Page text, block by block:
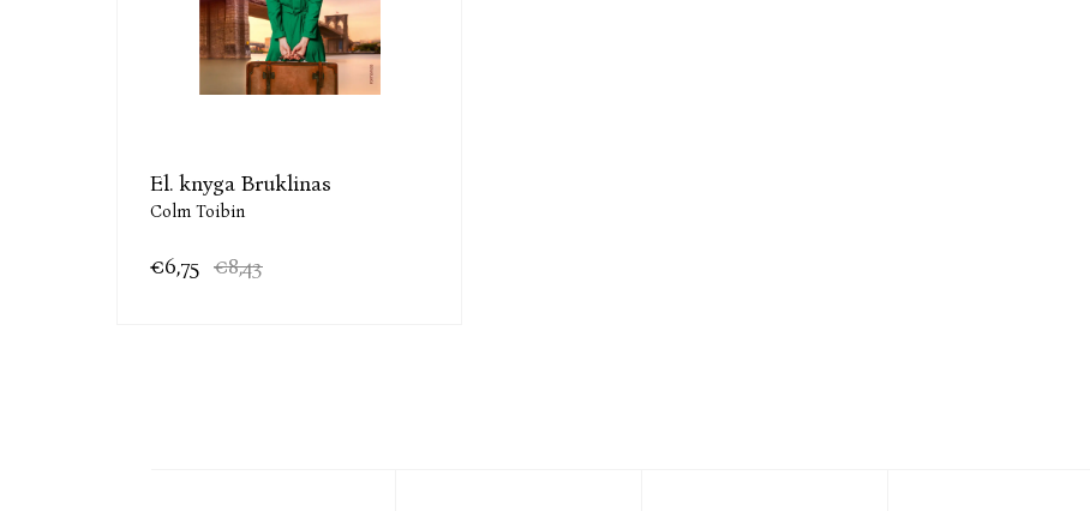
El. knyga Bruklinas
Colm Toibin
€6,75 €8,43